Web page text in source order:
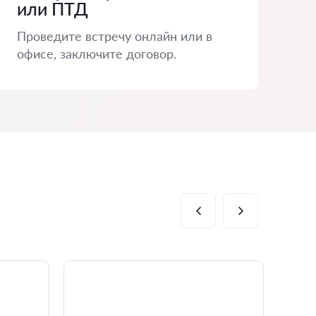
или ПТД
Проведите встречу онлайн или в
офисе, заключите договор.